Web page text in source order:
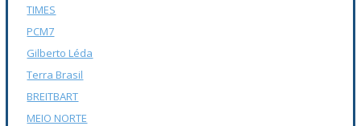
TIMES
PCM7
Gilberto Léda
Terra Brasil
BREITBART
MEIO NORTE